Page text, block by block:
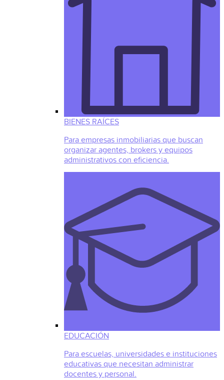
BIENES RAÍCES
Para empresas inmobiliarias que buscan
organizar agentes, brokers y equipos
administrativos con eficiencia.
EDUCACIÓN
Para escuelas, universidades e instituciones
educativas que necesitan administrar
docentes y personal.